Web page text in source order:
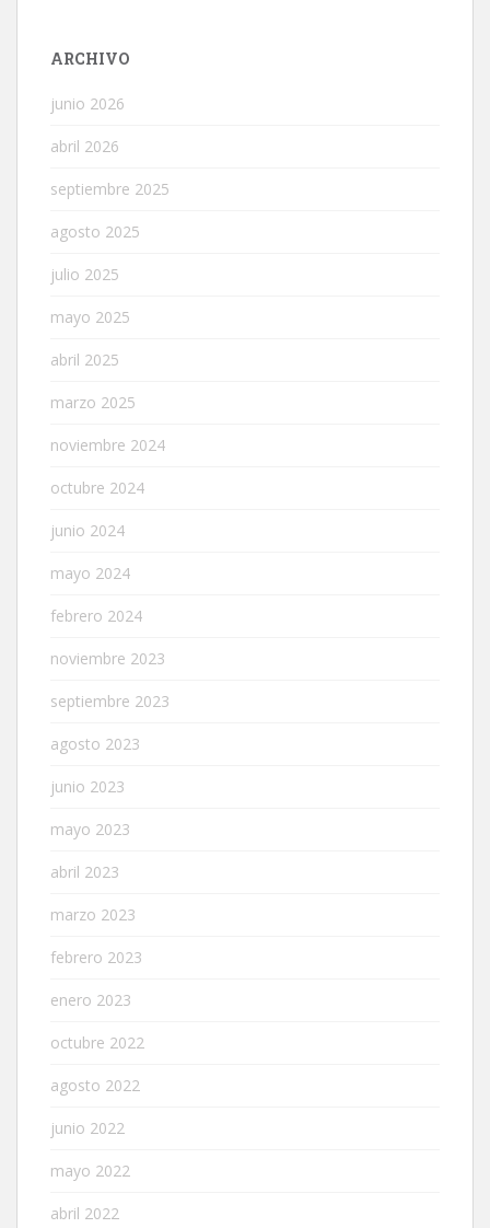
ARCHIVO
junio 2026
abril 2026
septiembre 2025
agosto 2025
julio 2025
mayo 2025
abril 2025
marzo 2025
noviembre 2024
octubre 2024
junio 2024
mayo 2024
febrero 2024
noviembre 2023
septiembre 2023
agosto 2023
junio 2023
mayo 2023
abril 2023
marzo 2023
febrero 2023
enero 2023
octubre 2022
agosto 2022
junio 2022
mayo 2022
abril 2022